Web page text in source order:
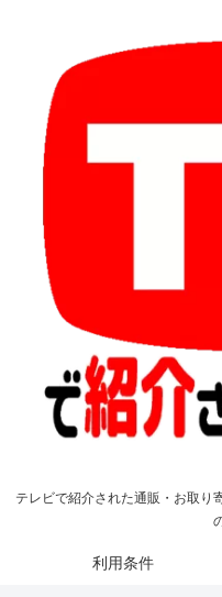
テレビで紹介された通販・お取
利用条件